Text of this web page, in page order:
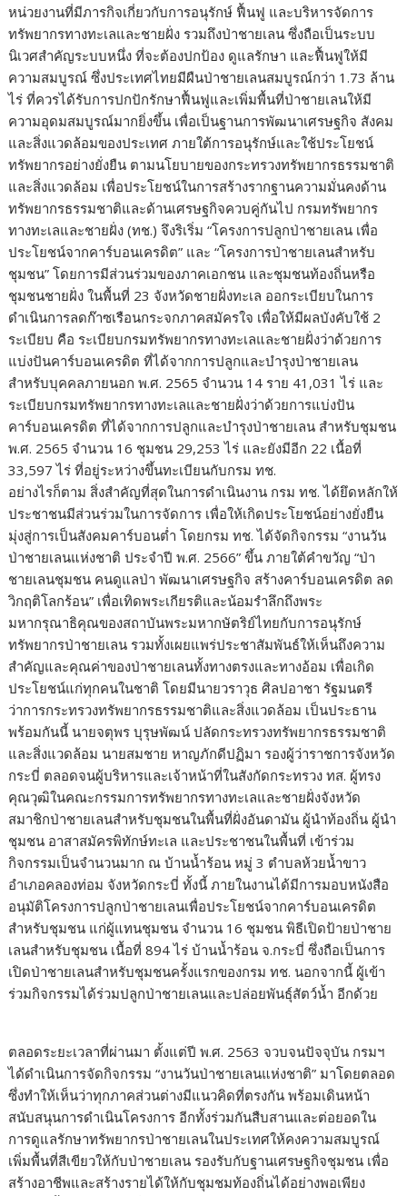
หน่วยงานที่มีภารกิจเกี่ยวกับการอนุรักษ์ ฟื้นฟู และบริหารจัดการ
ทรัพยากรทางทะเลและชายฝั่ง รวมถึงป่าชายเลน ซึ่งถือเป็นระบบ
นิเวศสำคัญระบบหนึ่ง ที่จะต้องปกป้อง ดูแลรักษา และฟื้นฟูให้มี
ความสมบูรณ์ ซึ่งประเทศไทยมีผืนป่าชายเลนสมบูรณ์กว่า 1.73 ล้าน
ไร่ ที่ควรได้รับการปกปักรักษาฟื้นฟูและเพิ่มพื้นที่ป่าชายเลนให้มี
ความอุดมสมบูรณ์มากยิ่งขึ้น เพื่อเป็นฐานการพัฒนาเศรษฐกิจ สังคม
และสิ่งแวดล้อมของประเทศ ภายใต้การอนุรักษ์และใช้ประโยชน์
ทรัพยากรอย่างยั่งยืน ตามนโยบายของกระทรวงทรัพยากรธรรมชาติ
และสิ่งแวดล้อม เพื่อประโยชน์ในการสร้างรากฐานความมั่นคงด้าน
ทรัพยากรธรรมชาติและด้านเศรษฐกิจควบคู่กันไป กรมทรัพยากร
ทางทะเลและชายฝั่ง (ทช.) จึงริเริ่ม “โครงการปลูกป่าชายเลน เพื่อ
ประโยชน์จากคาร์บอนเครดิต” และ “โครงการป่าชายเลนสำหรับ
ชุมชน” โดยการมีส่วนร่วมของภาคเอกชน และชุมชนท้องถิ่นหรือ
ชุมชนชายฝั่ง ในพื้นที่ 23 จังหวัดชายฝั่งทะเล ออกระเบียบในการ
ดำเนินการลดก๊าซเรือนกระจกภาคสมัครใจ เพื่อให้มีผลบังคับใช้ 2
ระเบียบ คือ ระเบียบกรมทรัพยากรทางทะเลและชายฝั่งว่าด้วยการ
แบ่งปันคาร์บอนเครดิต ที่ได้จากการปลูกและบำรุงป่าชายเลน
สำหรับบุคคลภายนอก พ.ศ. 2565 จำนวน 14 ราย 41,031 ไร่ และ
ระเบียบกรมทรัพยากรทางทะเลและชายฝั่งว่าด้วยการแบ่งปัน
คาร์บอนเครดิต ที่ได้จากการปลูกและบำรุงป่าชายเลน สำหรับชุมชน
พ.ศ. 2565 จำนวน 16 ชุมชน 29,253 ไร่ และยังมีอีก 22 เนื้อที่
33,597 ไร่ ที่อยู่ระหว่างขึ้นทะเบียนกับกรม ทช.
อย่างไรก็ตาม สิ่งสำคัญที่สุดในการดำเนินงาน กรม ทช. ได้ยึดหลักให้
ประชาชนมีส่วนร่วมในการจัดการ เพื่อให้เกิดประโยชน์อย่างยั่งยืน
มุ่งสู่การเป็นสังคมคาร์บอนต่ำ โดยกรม ทช. ได้จัดกิจกรรม “งานวัน
ป่าชายเลนแห่งชาติ ประจำปี พ.ศ. 2566” ขึ้น ภายใต้คำขวัญ “ป่า
ชายเลนชุมชน คนดูแลป่า พัฒนาเศรษฐกิจ สร้างคาร์บอนเครดิต ลด
วิกฤติโลกร้อน” เพื่อเทิดพระเกียรติและน้อมรำลึกถึงพระ
มหากรุณาธิคุณของสถาบันพระมหากษัตริย์ไทยกับการอนุรักษ์
ทรัพยากรป่าชายเลน รวมทั้งเผยแพร่ประชาสัมพันธ์ให้เห็นถึงความ
สำคัญและคุณค่าของป่าชายเลนทั้งทางตรงและทางอ้อม เพื่อเกิด
ประโยชน์แก่ทุกคนในชาติ โดยมีนายวราวุธ ศิลปอาชา รัฐมนตรี
ว่าการกระทรวงทรัพยากรธรรมชาติและสิ่งแวดล้อม เป็นประธาน
พร้อมกันนี้ นายจตุพร บุรุษพัฒน์ ปลัดกระทรวงทรัพยากรธรรมชาติ
และสิ่งแวดล้อม นายสมชาย หาญภักดีปฏิมา รองผู้ว่าราชการจังหวัด
กระบี่ ตลอดจนผู้บริหารและเจ้าหน้าที่ในสังกัดกระทรวง ทส. ผู้ทรง
คุณวุฒิในคณะกรรมการทรัพยากรทางทะเลและชายฝั่งจังหวัด
สมาชิกป่าชายเลนสำหรับชุมชนในพื้นที่ฝั่งอันดามัน ผู้นำท้องถิ่น ผู้นำ
ชุมชน อาสาสมัครพิทักษ์ทะเล และประชาชนในพื้นที่ เข้าร่วม
กิจกรรมเป็นจำนวนมาก ณ บ้านน้ำร้อน หมู่ 3 ตำบลห้วยน้ำขาว
อำเภอคลองท่อม จังหวัดกระบี่ ทั้งนี้ ภายในงานได้มีการมอบหนังสือ
อนุมัติโครงการปลูกป่าชายเลนเพื่อประโยชน์จากคาร์บอนเครดิต
สำหรับชุมชน แก่ผู้แทนชุมชน จำนวน 16 ชุมชน พิธีเปิดป้ายป่าชาย
เลนสำหรับชุมชน เนื้อที่ 894 ไร่ บ้านน้ำร้อน จ.กระบี่ ซึ่งถือเป็นการ
เปิดป่าชายเลนสำหรับชุมชนครั้งแรกของกรม ทช. นอกจากนี้ ผู้เข้า
ร่วมกิจกรรมได้ร่วมปลูกป่าชายเลนและปล่อยพันธุ์สัตว์น้ำ อีกด้วย
ตลอดระยะเวลาที่ผ่านมา ตั้งแต่ปี พ.ศ. 2563 จวบจนปัจจุบัน กรมฯ
ได้ดำเนินการจัดกิจกรรม “งานวันป่าชายเลนแห่งชาติ” มาโดยตลอด
ซึ่งทำให้เห็นว่าทุกภาคส่วนต่างมีแนวคิดที่ตรงกัน พร้อมเดินหน้า
สนับสนุนการดำเนินโครงการ อีกทั้งร่วมกันสืบสานและต่อยอดใน
การดูแลรักษาทรัพยากรป่าชายเลนในประเทศให้คงความสมบูรณ์
เพิ่มพื้นที่สีเขียวให้กับป่าชายเลน รองรับกับฐานเศรษฐกิจชุมชน เพื่อ
สร้างอาชีพและสร้างรายได้ให้กับชุมชมท้องถิ่นได้อย่างพอเพียง